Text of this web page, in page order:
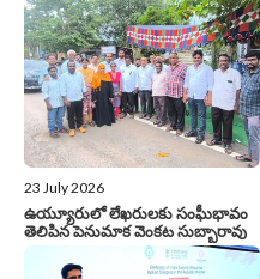
23 July 2026
ఉయ్యూరులో లేఖరులకు సంఘీభావం
తెలిపిన పెనుమాక వెంకట సుబ్బారావు